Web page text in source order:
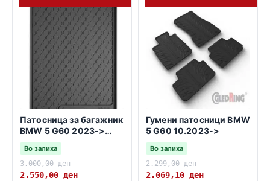
Патосница за багажник
BMW 5 G60 2023->
sedan -дизел или
бензин-
Во залиха
3.000,00ден
2.550,00 ден
Гумени патосници BMW
5 G60 10.2023->
Во залиха
2.299,00ден
2.069,10 ден